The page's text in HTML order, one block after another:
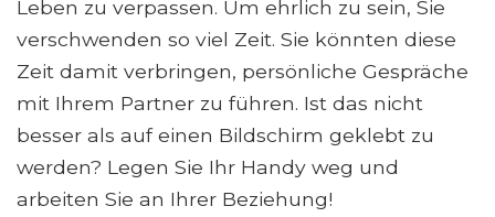
Leben zu verpassen. Um ehrlich zu sein, Sie
verschwenden so viel Zeit. Sie könnten diese
Zeit damit verbringen, persönliche Gespräche
mit Ihrem Partner zu führen. Ist das nicht
besser als auf einen Bildschirm geklebt zu
werden? Legen Sie Ihr Handy weg und
arbeiten Sie an Ihrer Beziehung!